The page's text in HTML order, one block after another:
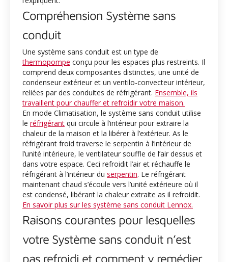
Compréhension Système sans
conduit
Une système sans conduit est un type de
thermopompe conçu pour les espaces plus restreints. Il
comprend deux composantes distinctes, une unité de
condenseur extérieur et un ventilo-convecteur intérieur,
reliées par des conduites de réfrigérant. Ensemble, ils
travaillent pour chauffer et refroidir votre maison.
En mode Climatisation, le système sans conduit utilise
le réfrigérant qui circule à l’intérieur pour extraire la
chaleur de la maison et la libérer à l’extérieur. As le
réfrigérant froid traverse le serpentin à l’intérieur de
l’unité intérieure, le ventilateur souffle de l’air dessus et
dans votre espace. Ceci refroidit l’air et réchauffe le
réfrigérant à l’intérieur du serpentin. Le réfrigérant
maintenant chaud s’écoule vers l’unité extérieure où il
est condensé, libérant la chaleur extraite as il refroidit.
En savoir plus sur les système sans conduit Lennox.
Raisons courantes pour lesquelles
votre Système sans conduit n’est
pas refroidi et comment y remédier